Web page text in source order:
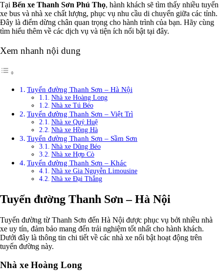
Tại Bến xe Thanh Sơn Phú Thọ, hành khách sẽ tìm thấy nhiều tuyến
xe bus và nhà xe chất lượng, phục vụ nhu cầu di chuyển giữa các tỉnh.
Đây là điểm dừng chân quan trọng cho hành trình của bạn. Hãy cùng
tìm hiểu thêm về các dịch vụ và tiện ích nổi bật tại đây.
Xem nhanh nội dung
Tuyến đường Thanh Sơn – Hà Nội
Nhà xe Hoàng Long
Nhà xe Tú Béo
Tuyến đường Thanh Sơn – Việt Trì
Nhà xe Quý Huệ
Nhà xe Hồng Hà
Tuyến đường Thanh Sơn – Sầm Sơn
Nhà xe Dũng Béo
Nhà xe Hợp Cò
Tuyến đường Thanh Sơn – Khác
Nhà xe Gia Nguyễn Limousine
Nhà xe Đại Thắng
Tuyến đường Thanh Sơn – Hà Nội
Tuyến đường từ Thanh Sơn đến Hà Nội được phục vụ bởi nhiều nhà
xe uy tín, đảm bảo mang đến trải nghiệm tốt nhất cho hành khách.
Dưới đây là thông tin chi tiết về các nhà xe nổi bật hoạt động trên
tuyến đường này.
Nhà xe Hoàng Long